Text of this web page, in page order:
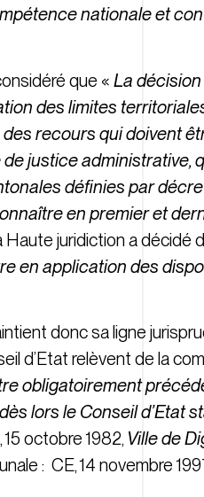
nationale et
que « La
des limites
recours qui doivent
de justice
définies par
en premier et
Haute juridiction a décidé
en application des
donc sa ligne
d’Etat relèvent de la
obligatoirement
lors le Conseil d’Etat
15 octobre 1982, Ville de
: CE, 14 novembre